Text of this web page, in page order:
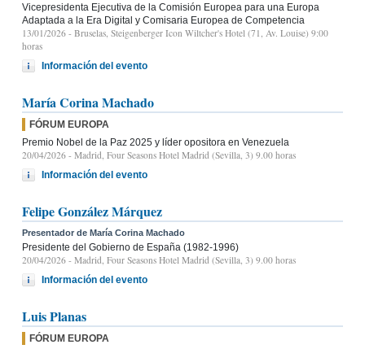
Vicepresidenta Ejecutiva de la Comisión Europea para una Europa
Adaptada a la Era Digital y Comisaria Europea de Competencia
13/01/2026 - Bruselas, Steigenberger Icon Wiltcher's Hotel (71, Av. Louise) 9:00
horas
Información del evento
María Corina Machado
FÓRUM EUROPA
Premio Nobel de la Paz 2025 y líder opositora en Venezuela
20/04/2026 - Madrid, Four Seasons Hotel Madrid (Sevilla, 3) 9.00 horas
Información del evento
Felipe González Márquez
Presentador de María Corina Machado
Presidente del Gobierno de España (1982-1996)
20/04/2026 - Madrid, Four Seasons Hotel Madrid (Sevilla, 3) 9.00 horas
Información del evento
Luis Planas
FÓRUM EUROPA